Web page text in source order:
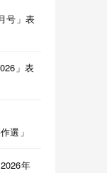
号」表
」表
選」
年